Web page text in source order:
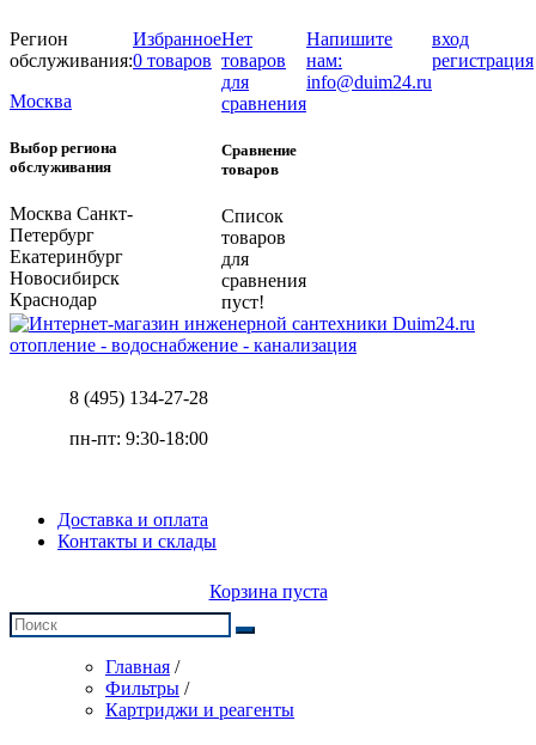
Регион
обслуживания:
Москва
Выбор региона
обслуживания
Москва Санкт-
Петербург
Екатеринбург
Новосибирск
Краснодар
Избранное
0 товаров
Нет
товаров
для
сравнения
Сравнение
товаров
Список
товаров
для
сравнения
пуст!
Напишите
нам:
info@duim24.ru
вход
регистрация
отопление - водоснабжение - канализация
8 (495) 134-27-28
пн-пт: 9:30-18:00
Доставка и оплата
Контакты и склады
Корзина пуста
Главная /
Фильтры /
Картриджи и реагенты